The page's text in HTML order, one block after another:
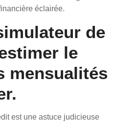
éclairée.
de
le
mensualités
est une astuce judicieuse